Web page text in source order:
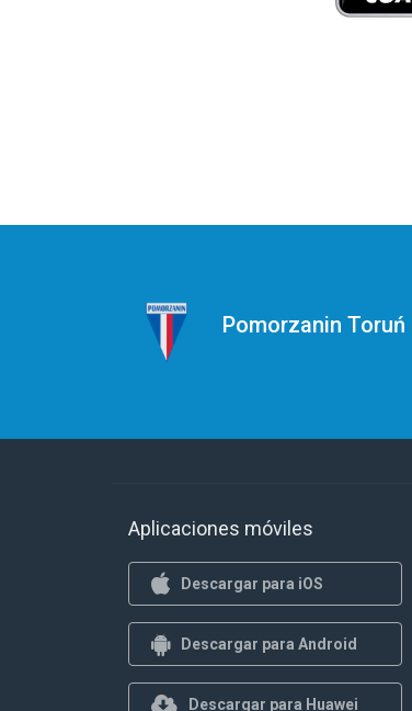
Pomorzanin Toruń
Aplicaciones móviles
Descargar para iOS
Descargar para Android
Descargar para Huawei